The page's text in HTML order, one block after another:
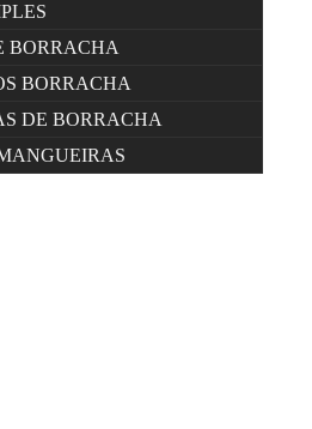
BORRACHA
BORRACHA
DE BORRACHA